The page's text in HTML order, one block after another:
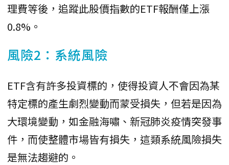
理費等後，追蹤此股價指數的ETF報酬僅上漲
0.8%。
風險2：系統風險
ETF含有許多投資標的，使得投資人不會因為某
特定標的產生劇烈變動而蒙受損失，但若是因為
大環境變動，如金融海嘯、新冠肺炎疫情突發事
件，而使整體市場皆有損失，這類系統風險損失
是無法趨避的。